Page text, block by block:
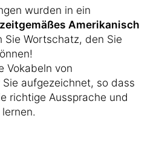
wurden in ein
Amerikanisch
Wortschatz, den Sie
Vokabeln von
aufgezeichnet, so dass
richtige Aussprache und